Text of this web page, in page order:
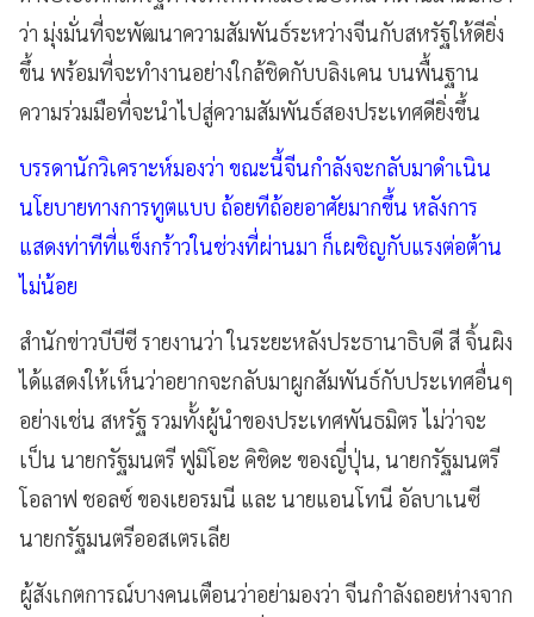
ว่า มุ่งมั่นที่จะพัฒนาความสัมพันธ์ระหว่างจีนกับสหรัฐให้ดียิ่ง
ขึ้น พร้อมที่จะทำงานอย่างใกล้ชิดกับบลิงเคน บนพื้นฐาน
ความร่วมมือที่จะนำไปสู่ความสัมพันธ์สองประเทศดียิ่งขึ้น
บรรดานักวิเคราะห์มองว่า ขณะนี้จีนกำลังจะกลับมาดำเนิน
นโยบายทางการทูตแบบ ถ้อยทีถ้อยอาศัยมากขึ้น หลังการ
แสดงท่าทีที่แข็งกร้าวในช่วงที่ผ่านมา ก็เผชิญกับแรงต่อต้าน
ไม่น้อย
สำนักข่าวบีบีซี รายงานว่า ในระยะหลังประธานาธิบดี สี จิ้นผิง
ได้แสดงให้เห็นว่าอยากจะกลับมาผูกสัมพันธ์กับประเทศอื่นๆ
อย่างเช่น สหรัฐ รวมทั้งผู้นำของประเทศพันธมิตร ไม่ว่าจะ
เป็น นายกรัฐมนตรี ฟูมิโอะ คิชิดะ ของญี่ปุ่น, นายกรัฐมนตรี
โอลาฟ ชอลซ์ ของเยอรมนี และ นายแอนโทนี อัลบาเนซี
นายกรัฐมนตรีออสเตรเลีย
ผู้สังเกตการณ์บางคนเตือนว่าอย่ามองว่า จีนกำลังถอยห่างจาก